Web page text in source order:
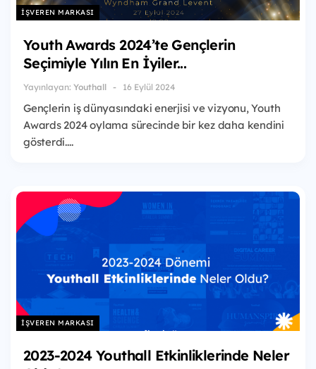
İŞVEREN MARKASI
Youth Awards 2024’te Gençlerin
Seçimiyle Yılın En İyiler...
Yayınlayan: Youthall 16 Eylül 2024
Gençlerin iş dünyasındaki enerjisi ve vizyonu, Youth
Awards 2024 oylama sürecinde bir kez daha kendini
gösterdi....
İŞVEREN MARKASI
2023-2024 Youthall Etkinliklerinde Neler